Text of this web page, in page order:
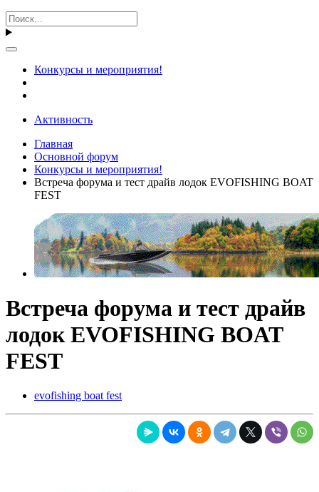
Конкурсы и мероприятия!
Активность
Главная
Основной форум
Конкурсы и мероприятия!
Встреча форума и тест драйв лодок EVOFISHING BOAT
FEST
Встреча форума и тест драйв
лодок EVOFISHING BOAT
FEST
evofishing boat fest